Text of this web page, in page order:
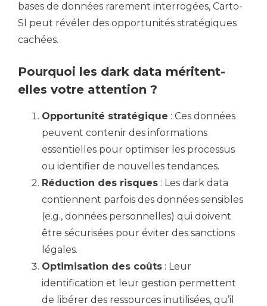
bases de données rarement interrogées, Carto-
SI peut révéler des opportunités stratégiques
cachées.
Pourquoi les dark data méritent-
elles votre attention ?
Opportunité stratégique : Ces données
peuvent contenir des informations
essentielles pour optimiser les processus
ou identifier de nouvelles tendances.
Réduction des risques : Les dark data
contiennent parfois des données sensibles
(e.g., données personnelles) qui doivent
être sécurisées pour éviter des sanctions
légales.
Optimisation des coûts : Leur
identification et leur gestion permettent
de libérer des ressources inutilisées, qu’il